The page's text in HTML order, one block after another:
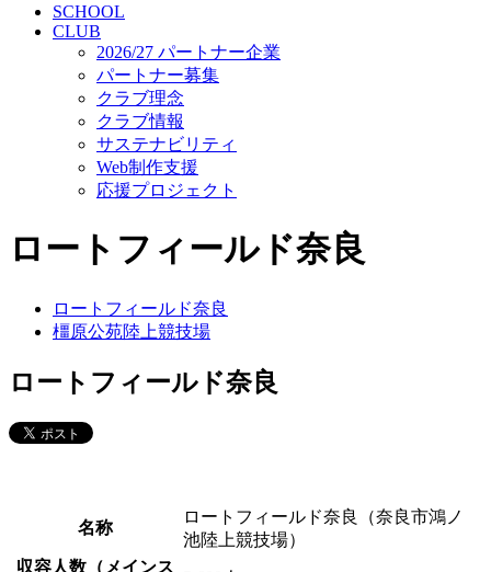
SCHOOL
CLUB
2026/27 パートナー企業
パートナー募集
クラブ理念
クラブ情報
サステナビリティ
Web制作支援
応援プロジェクト
ロートフィールド奈良
ロートフィールド奈良
橿原公苑陸上競技場
ロートフィールド奈良
名称
ロートフィールド奈良（奈良市鴻ノ
池陸上競技場）
収容人数（メインス